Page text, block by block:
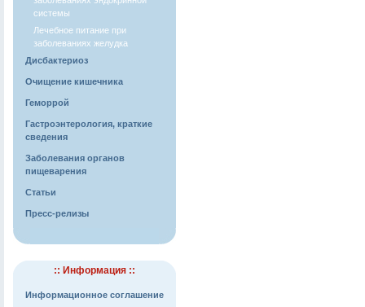
системы
Лечебное питание при
заболеваниях желудка
Дисбактериоз
Очищение кишечника
Геморрой
Гастроэнтерология, краткие
сведения
Заболевания органов
пищеварения
Статьи
Пресс-релизы
:: Информация ::
Информационное соглашение